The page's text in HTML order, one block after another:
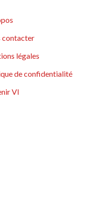
contacter
légales
de confidentialité
VI